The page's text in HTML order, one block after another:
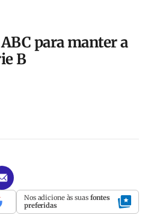
para manter a
B
Nos adicione às suas fontes
preferidas